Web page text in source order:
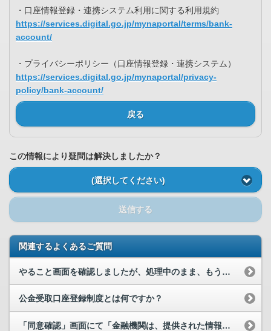
・口座情報登録・連携システム利用に関する利用規約
https://services.digital.go.jp/mynaportal/terms/bank-
account/
・プライバシーポリシー（口座情報登録・連携システム）
https://services.digital.go.jp/mynaportal/privacy-
policy/bank-account/
戻る
この情報により疑問は解決しましたか？
(選択してください)
送信する
関連するよくあるご質問
やること画面を確認しましたが、処理中のまま、もう１週間が経とうとしています。再度、口座登録をし...
公金受取口座登録制度とは何ですか？
「同意確認」画面にて「金融機関は、提供された情報を登録申請の受付の際の案内やその他サービスの提...